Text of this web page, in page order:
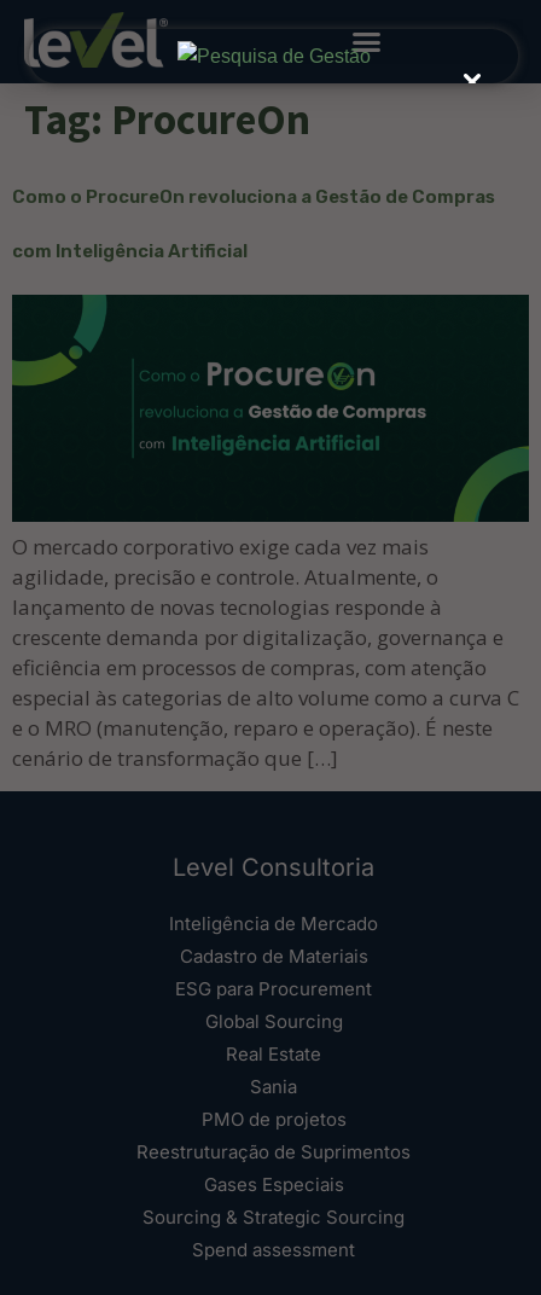
Tag: ProcureOn
Como o ProcureOn revoluciona a Gestão de Compras
com Inteligência Artificial
O mercado corporativo exige cada vez mais
agilidade, precisão e controle. Atualmente, o
lançamento de novas tecnologias responde à
crescente demanda por digitalização, governança e
eficiência em processos de compras, com atenção
especial às categorias de alto volume como a curva C
e o MRO (manutenção, reparo e operação). É neste
cenário de transformação que […]
Level Consultoria
Inteligência de Mercado
Cadastro de Materiais
ESG para Procurement
Global Sourcing
Real Estate
Sania
PMO de projetos
Reestruturação de Suprimentos
Gases Especiais
Sourcing & Strategic Sourcing
Spend assessment